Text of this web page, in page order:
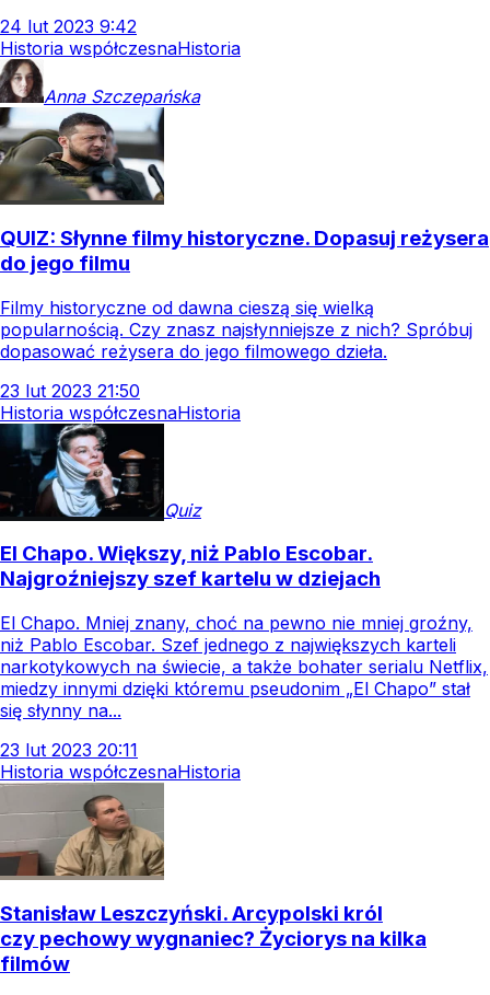
24 lut 2023 9:42
Historia współczesnaHistoria
Anna Szczepańska
QUIZ: Słynne filmy historyczne. Dopasuj reżysera
do jego filmu
Filmy historyczne od dawna cieszą się wielką
popularnością. Czy znasz najsłynniejsze z nich? Spróbuj
dopasować reżysera do jego filmowego dzieła.
23 lut 2023 21:50
Historia współczesnaHistoria
Quiz
El Chapo. Większy, niż Pablo Escobar.
Najgroźniejszy szef kartelu w dziejach
El Chapo. Mniej znany, choć na pewno nie mniej groźny,
niż Pablo Escobar. Szef jednego z największych karteli
narkotykowych na świecie, a także bohater serialu Netflix,
miedzy innymi dzięki któremu pseudonim „El Chapo” stał
się słynny na...
23 lut 2023 20:11
Historia współczesnaHistoria
Stanisław Leszczyński. Arcypolski król
czy pechowy wygnaniec? Życiorys na kilka
filmów